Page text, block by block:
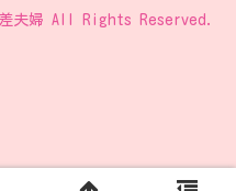
夫婦 All Rights Reserved.